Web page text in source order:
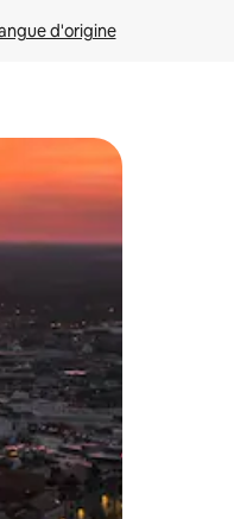
d'origine
et en les faisant glisser.